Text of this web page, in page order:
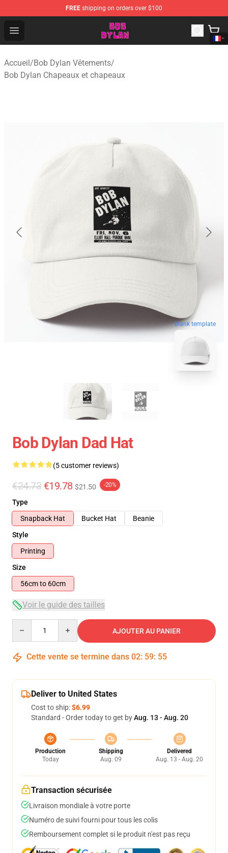
FREE shipping on orders over $100
Open menu
Bob Dylan Store - Official Bob Dylan Merchandise Shop
Accueil/Bob Dylan Vêtements/
Bob Dylan Chapeaux et chapeaux
blank template
Bob Dylan Dad Hat
(5 customer reviews)
€24.73 €19.78 $21.50 -20%
Type
Snapback Hat
Bucket Hat
Beanie
Style
Printing
Size
56cm to 60cm
Voir le guide des tailles
AJOUTER AU PANIER
Cette vente se termine dans 02: 59: 55
Deliver to United States
Cost to ship:$6.99
Standard - Order today to get byAug. 13 - Aug. 20
Production
Today
Shipping
Aug. 09
Delivered
Aug. 13 - Aug. 20
Transaction sécurisée
Livraison mondiale à votre porte
Numéro de suivi fourni pour tous les colis
Remboursement complet si le produit n'est pas reçu